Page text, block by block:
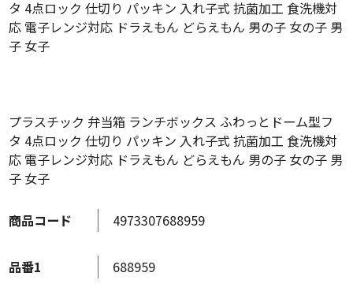
商品コード 4973307688959
品番1 688959
タ 4点ロック 仕切り パッキン 入れ子式 抗菌加工 食洗機対
応 電子レンジ対応 ドラえもん どらえもん 男の子 女の子 男
子 女子
プラスチック 弁当箱 ランチボックス ふわっとドーム型フ
タ 4点ロック 仕切り パッキン 入れ子式 抗菌加工 食洗機対
応 電子レンジ対応 ドラえもん どらえもん 男の子 女の子 男
子 女子